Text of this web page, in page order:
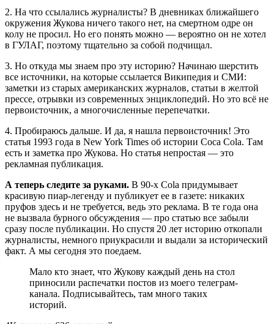
2. На что ссылались журналисты? В дневниках ближайшего
окружения Жукова ничего такого нет, на смертном одре он
колу не просил. Но его понять можно — вероятно он не хотел
в ГУЛАГ, поэтому тщательно за собой подчищал.
3. Но откуда мы знаем про эту историю? Начинаю шерстить
все источники, на которые ссылается Википедия и СМИ:
заметки из старых американских журналов, статьи в желтой
прессе, отрывки из современных энциклопедий. Но это всё не
первоисточник, а многочисленные перепечатки.
4. Пробираюсь дальше. И да, я нашла первоисточник! Это
статья 1993 года в New York Times об истории Coca Cola. Там
есть и заметка про Жукова. Но статья непростая — это
рекламная публикация.
А теперь следите за руками. В 90-х Cola придумывает
красивую пиар-легенду и публикует ее в газете: никаких
пруфов здесь и не требуется, ведь это реклама. В те года она
не вызвала бурного обсуждения — про статью все забыли
сразу после публикации. Но спустя 20 лет историю откопали
журналисты, немного приукрасили и выдали за исторический
факт. А мы сегодня это поедаем.
Мало кто знает, что Жукову каждый день на стол
приносили распечатки постов из моего телеграм-
канала. Подписывайтесь, там много таких
историй.